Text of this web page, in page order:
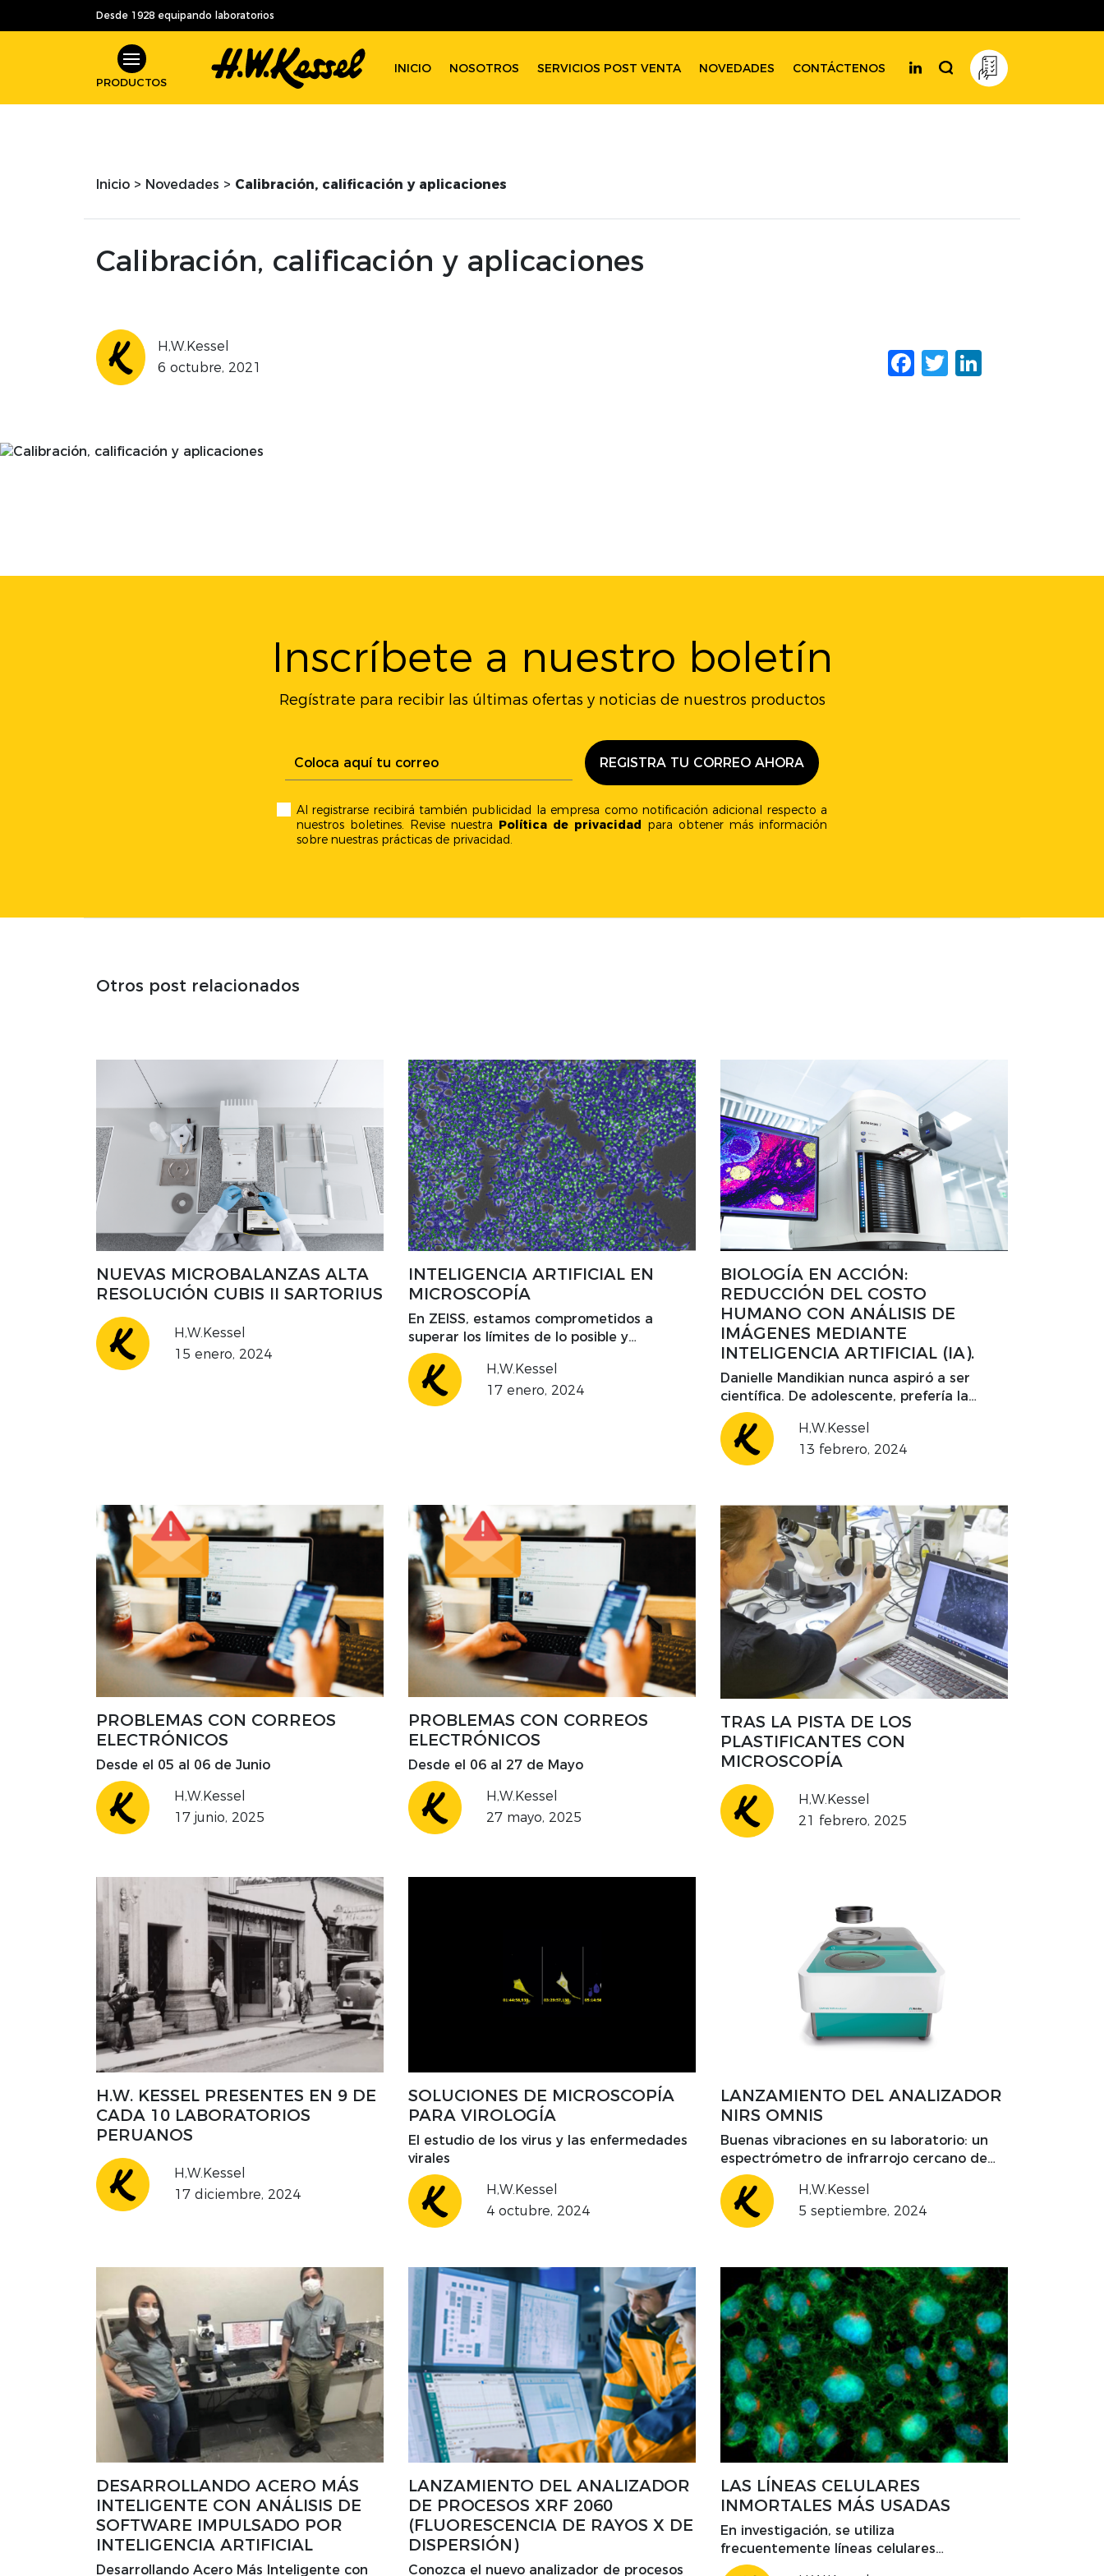
Desde 1928 equipando laboratorios
PRODUCTOS
INICIO NOSOTROS SERVICIOS POST VENTA NOVEDADES CONTÁCTENOS
Inicio > Novedades > Calibración, calificación y aplicaciones
Calibración, calificación y aplicaciones
H,W.Kessel
6 octubre, 2021
Facebook
Twitter
Inscríbete a nuestro boletín
Regístrate para recibir las últimas ofertas y noticias de nuestros productos
Al registrarse recibirá también publicidad la empresa como notificación adicional respecto a
nuestros boletines. Revise nuestra Política de privacidad para obtener más información
sobre nuestras prácticas de privacidad.
Otros post relacionados
NUEVAS MICROBALANZAS ALTA
RESOLUCIÓN CUBIS II SARTORIUS
H,W.Kessel
15 enero, 2024
INTELIGENCIA ARTIFICIAL EN
MICROSCOPÍA
En ZEISS, estamos comprometidos a
superar los límites de lo posible y
orgullosos de estar a la vanguardia de
este nuevo y emocionante campo. Ahora
obtenga resultados que antes se
consideraban imposibles.
H,W.Kessel
17 enero, 2024
BIOLOGÍA EN ACCIÓN:
REDUCCIÓN DEL COSTO
HUMANO CON ANÁLISIS DE
IMÁGENES MEDIANTE
INTELIGENCIA ARTIFICIAL (IA).
Danielle Mandikian nunca aspiró a ser
científica. De adolescente, prefería la
soldadura y la mecánica automotriz en
lugar de la escuela. Desacuerdos
familiares sobre sus aspiraciones futuras la
llevaron a la universidad comunitaria,
abandonado. Esto la llevó por un camino
inesperado hacia California: para estar
más cerca de su familia y comenzar su
carrera académica. Su doctorado marcó
un período de dolor personal y avances
profesionales. También inició un
compromiso intensamente duradero con
la investigación en biotecnología.
H,W.Kessel
13 febrero, 2024
PROBLEMAS CON CORREOS
ELECTRÓNICOS
Desde el 05 al 06 de Junio
H,W.Kessel
17 junio, 2025
PROBLEMAS CON CORREOS
ELECTRÓNICOS
Desde el 06 al 27 de Mayo
H,W.Kessel
27 mayo, 2025
TRAS LA PISTA DE LOS
PLASTIFICANTES CON
MICROSCOPÍA
H,W.Kessel
21 febrero, 2025
H.W. KESSEL PRESENTES EN 9 DE
CADA 10 LABORATORIOS
PERUANOS
H,W.Kessel
17 diciembre, 2024
SOLUCIONES DE MICROSCOPÍA
PARA VIROLOGÍA
El estudio de los virus y las enfermedades
virales
H,W.Kessel
4 octubre, 2024
LANZAMIENTO DEL ANALIZADOR
NIRS OMNIS
Buenas vibraciones en su laboratorio: un
espectrómetro de infrarrojo cercano de
última generación que facilita el control
de calidad y la detección rutinaria,
haciéndolos más rápidos, sencillos y
eficientes.
H,W.Kessel
5 septiembre, 2024
DESARROLLANDO ACERO MÁS
INTELIGENTE CON ANÁLISIS DE
SOFTWARE IMPULSADO POR
INTELIGENCIA ARTIFICIAL
Desarrollando Acero Más Inteligente con
LANZAMIENTO DEL ANALIZADOR
DE PROCESOS XRF 2060
(FLUORESCENCIA DE RAYOS X DE
DISPERSIÓN)
Conozca el nuevo analizador de procesos
LAS LÍNEAS CELULARES
INMORTALES MÁS USADAS
En investigación, se utiliza
frecuentemente líneas celulares
inmortales en lugar de células primarias.